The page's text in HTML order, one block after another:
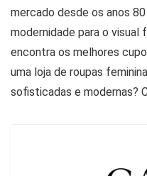
mercado desde os anos
modernidade para o visual
encontra os melhores
uma loja de roupas
sofisticadas e modernas?